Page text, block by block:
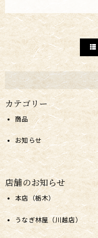
カテゴリー
商品
お知らせ
店舗のお知らせ
本店（栃木）
うなぎ林屋（川越店）